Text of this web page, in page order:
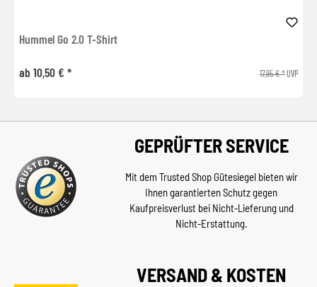
Hummel Go 2.0 T-Shirt
ab 10,50 € * 17,95 € *UVP
GEPRÜFTER SERVICE
Mit dem Trusted Shop Gütesiegel bieten wir
Ihnen garantierten Schutz gegen
Kaufpreisverlust bei Nicht-Lieferung und
Nicht-Erstattung.
VERSAND & KOSTEN